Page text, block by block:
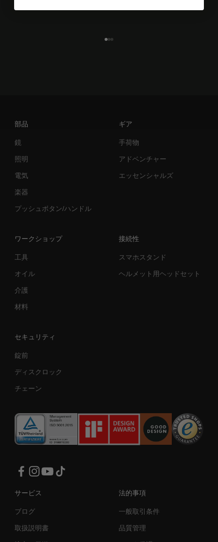
部品
鏡
照明
電気
楽器
プッシュボタン/ハンドル
ギア
手荷物
アドベンチャー
エッセンシャルズ
ワークショップ
工具
オイル
介護
材料
接続性
スマホスタンド
ヘルメット用ヘッドセット
セキュリティ
錠前
ディスクロック
チェーン
サービス
ブログ
取扱説明書
法的事項
一般取引条件
品質管理